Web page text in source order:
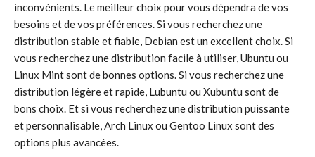
inconvénients. Le meilleur choix pour vous dépendra de vos
besoins et de vos préférences. Si vous recherchez une
distribution stable et fiable, Debian est un excellent choix. Si
vous recherchez une distribution facile à utiliser, Ubuntu ou
Linux Mint sont de bonnes options. Si vous recherchez une
distribution légère et rapide, Lubuntu ou Xubuntu sont de
bons choix. Et si vous recherchez une distribution puissante
et personnalisable, Arch Linux ou Gentoo Linux sont des
options plus avancées.